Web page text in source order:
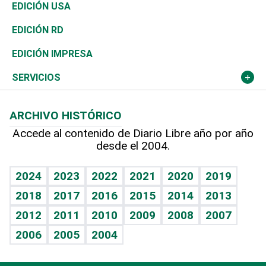
África
Ocenanía
Caribe
Resto del mundo
Vivienda
Telecom.
Global y variable
Economía personal
Buena Vida
Sociales
Novedades
Podcast Arte Libre
Hablando con el pediatra
Vida y familia
Eñe
Celebrando la vida
Sin complejos
Ciclismo
Tenis
Olimpismo
Más deportes
Línea de hit
TBT Deportivo
En Directo
El Espía
Noticiero Poteleche
Columnistas
Tecnología
Historia
Martes de tecnología
Cambio climático
Economía
Revista
Deportes
Opinión
Hecho en casa
Guía del dinero
EDICIÓN USA
EDICIÓN RD
EDICIÓN IMPRESA
SERVICIOS
Cumpleaños
Horóscopos
Crucigramas
ARCHIVO HISTÓRICO
Accede al contenido de Diario Libre año por año
desde el 2004.
2024 2023 2022 2021 2020
2019
2018
2017 2016 2015 2014
2013
2012
2011 2010 2009 2008
2007
2006
2005 2004